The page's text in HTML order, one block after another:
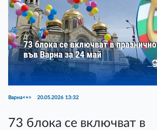
Варна<+> 20.05.2026 13:32
73 блока се включват в